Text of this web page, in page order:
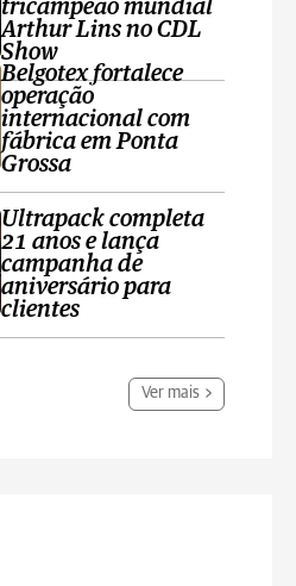
tricampeão mundial
Arthur Lins no CDL
Show
Belgotex fortalece
operação
internacional com
fábrica em Ponta
Grossa
Ultrapack completa
21 anos e lança
campanha de
aniversário para
clientes
Ver mais